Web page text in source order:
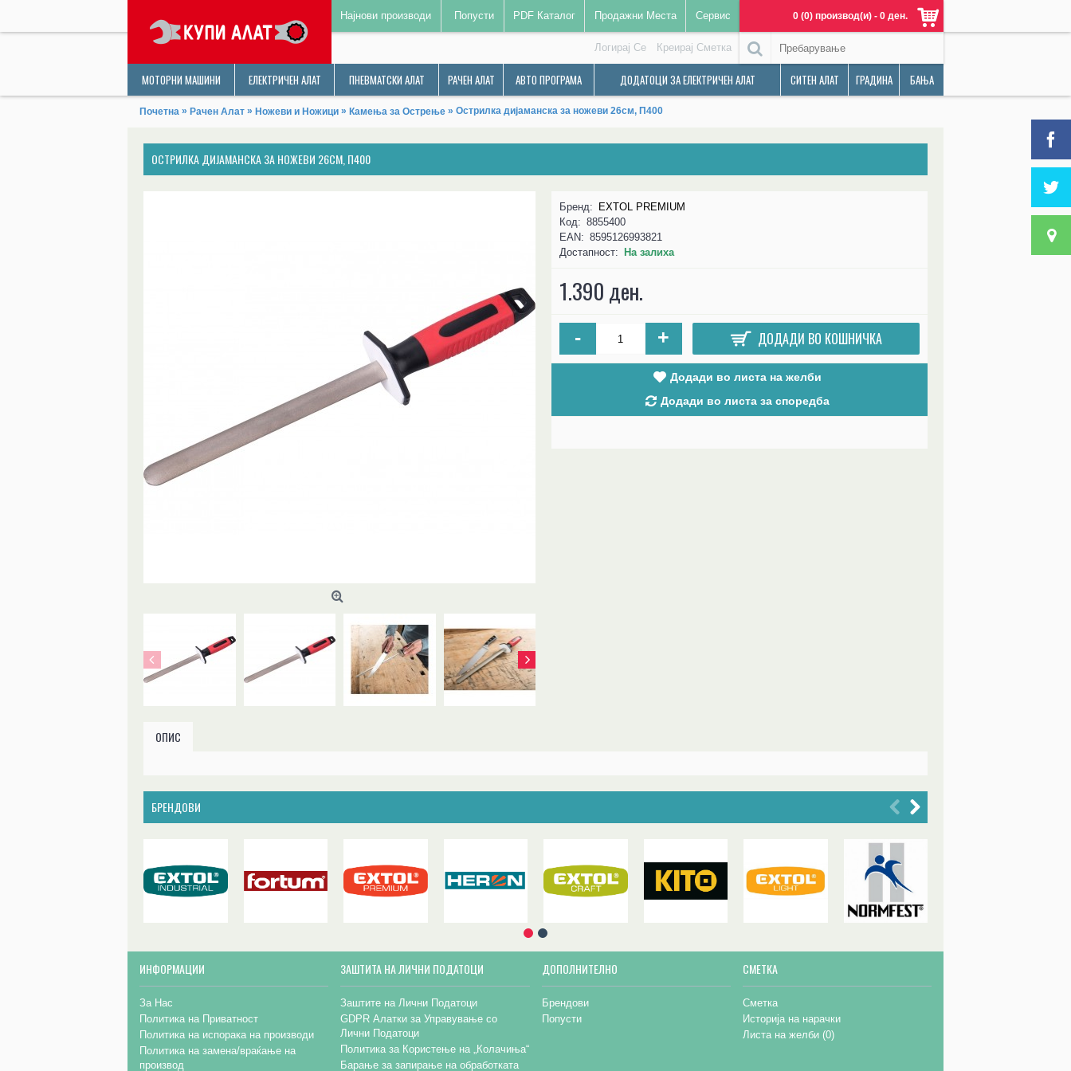
Најнови производи Попусти PDF Каталог Продажни Места Сервис 0 (0) производ(и) - 0 ден.
Логирај Се Креирај Сметка
МОТОРНИ МАШИНИ ЕЛЕКТРИЧЕН АЛАТ ПНЕВМАТСКИ АЛАТ РАЧЕН АЛАТ АВТО ПРОГРАМА ДОДАТОЦИ ЗА ЕЛЕКТРИЧЕН АЛАТ СИТЕН АЛАТ ГРАДИНА БАЊА
Почетна » Рачен Алат » Ножеви и Ножици » Камења за Острење » Острилка дијаманска за ножеви 26см, П400
ОСТРИЛКА ДИЈАМАНСКА ЗА НОЖЕВИ 26СМ, П400
Бренд:
EXTOL PREMIUM
Код: 8855400
EAN: 8595126993821
Достапност:
На залиха
1.390 ден.
- + ДОДАДИ ВО КОШНИЧКА
Додади во листа на желби
Додади во листа за споредба
ОПИС
БРЕНДОВИ
ИНФОРМАЦИИ
За Нас
Политика на Приватност
Политика на испорака на производи
Политика на замена/враќање на
производ
ЗАШТИТА НА ЛИЧНИ ПОДАТОЦИ
Заштите на Лични Податоци
GDPR Алатки за Управување со
Лични Податоци
Политика за Користење на „Колачиња“
Барање за запирање на обработката
ДОПОЛНИТЕЛНО
Брендови
Попусти
СМЕТКА
Сметка
Историја на нарачки
Листа на желби (0)